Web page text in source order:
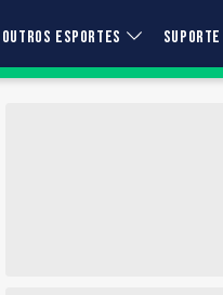
OUTROS ESPORTES SUPORTE